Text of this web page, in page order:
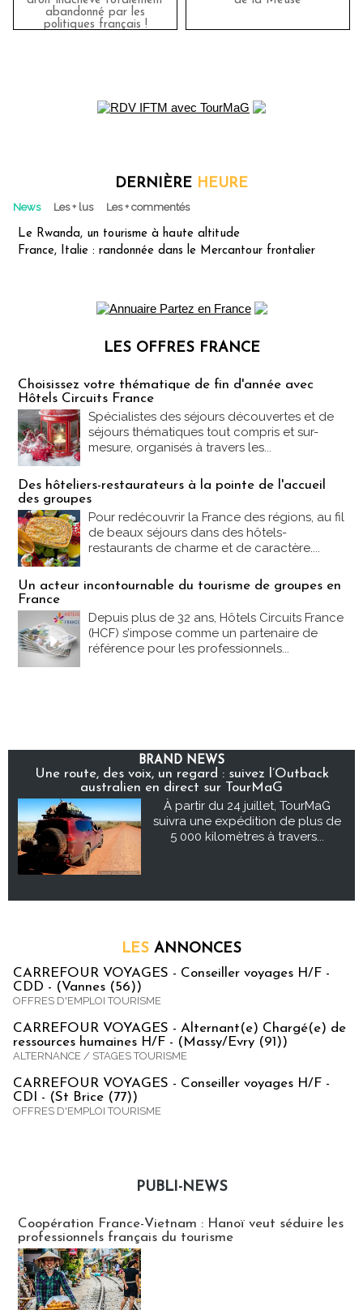
abandonné par les
politiques français !
DERNIÈRE HEURE
News Les + lus Les + commentés
Le Rwanda, un tourisme à haute altitude
France, Italie : randonnée dans le Mercantour frontalier
LES OFFRES FRANCE
Choisissez votre thématique de fin d'année avec
Hôtels Circuits France
Spécialistes des séjours découvertes et de
séjours thématiques tout compris et sur-
mesure, organisés à travers les...
Des hôteliers-restaurateurs à la pointe de l'accueil
des groupes
Pour redécouvrir la France des régions, au fil
de beaux séjours dans des hôtels-
restaurants de charme et de caractère....
Un acteur incontournable du tourisme de groupes en
France
Depuis plus de 32 ans, Hôtels Circuits France
(HCF) s’impose comme un partenaire de
référence pour les professionnels...
BRAND NEWS
Une route, des voix, un regard : suivez l’Outback
australien en direct sur TourMaG
À partir du 24 juillet, TourMaG
suivra une expédition de plus de
5 000 kilomètres à travers...
LES ANNONCES
CARREFOUR VOYAGES - Conseiller voyages H/F -
CDD - (Vannes (56))
OFFRES D'EMPLOI TOURISME
CARREFOUR VOYAGES - Alternant(e) Chargé(e) de
ressources humaines H/F - (Massy/Evry (91))
ALTERNANCE / STAGES TOURISME
CARREFOUR VOYAGES - Conseiller voyages H/F -
CDI - (St Brice (77))
OFFRES D'EMPLOI TOURISME
PUBLI-NEWS
Coopération France-Vietnam : Hanoï veut séduire les
professionnels français du tourisme